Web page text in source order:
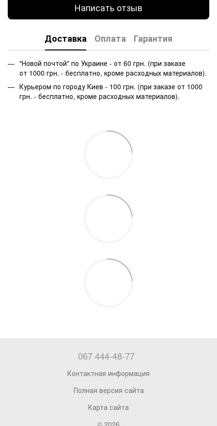
Написать отзыв
Доставка Оплата Гарантия
"Новой почтой" по Украине - от 60 грн. (при заказе
от 1000 грн. - бесплатно, кроме расходных материалов).
Курьером по городу Киев - 100 грн. (при заказе от 1000
грн. - бесплатно, кроме расходных материалов).
067 444-48-77
Контактная информация
Полная версия сайта
Карта сайта
© 2026